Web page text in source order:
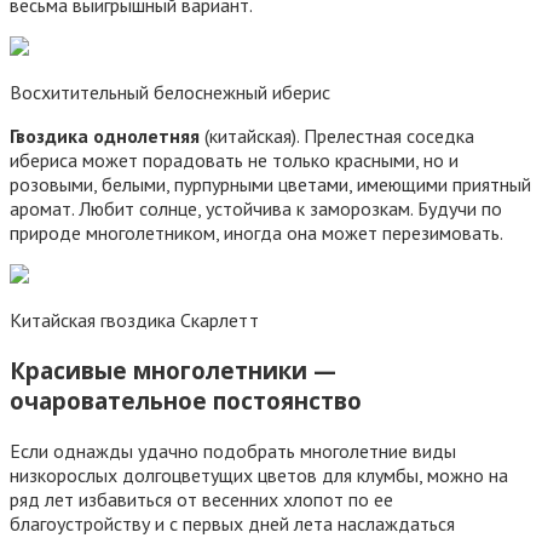
весьма выигрышный вариант.
Восхитительный белоснежный иберис
Гвоздика однолетняя (китайская). Прелестная соседка
ибериса может порадовать не только красными, но и
розовыми, белыми, пурпурными цветами, имеющими приятный
аромат. Любит солнце, устойчива к заморозкам. Будучи по
природе многолетником, иногда она может перезимовать.
Китайская гвоздика Скарлетт
Красивые многолетники —
очаровательное постоянство
Если однажды удачно подобрать многолетние виды
низкорослых долгоцветущих цветов для клумбы, можно на
ряд лет избавиться от весенних хлопот по ее
благоустройству и с первых дней лета наслаждаться